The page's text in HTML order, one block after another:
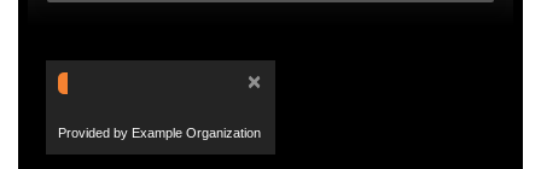
×
Provided by Example Organization